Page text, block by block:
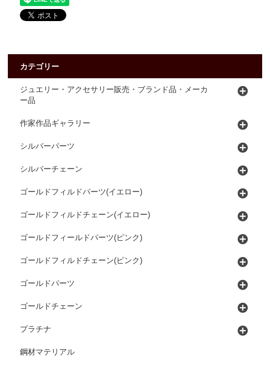
カテゴリー
ジュエリー・アクセサリー販売・ブランド品・メーカ
ー品
作家作品ギャラリー
シルバーパーツ
シルバーチェーン
ゴールドフィルドパーツ(イエロー)
ゴールドフィルドチェーン(イエロー)
ゴールドフィールドパーツ(ピンク)
ゴールドフィルドチェーン(ピンク)
ゴールドパーツ
ゴールドチェーン
プラチナ
鋼材マテリアル